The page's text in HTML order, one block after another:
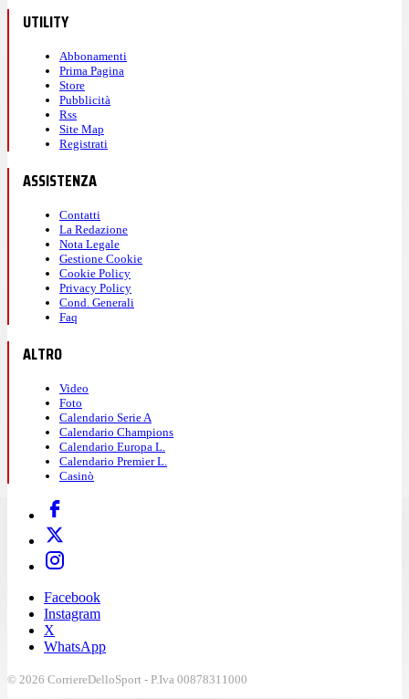
UTILITY
Abbonamenti
Prima Pagina
Store
Pubblicità
Rss
Site Map
Registrati
ASSISTENZA
Contatti
La Redazione
Nota Legale
Gestione Cookie
Cookie Policy
Privacy Policy
Cond. Generali
Faq
ALTRO
Video
Foto
Calendario Serie A
Calendario Champions
Calendario Europa L.
Calendario Premier L.
Casinò
Facebook
Instagram
X
WhatsApp
© 2026 CorriereDelloSport - P.Iva 00878311000